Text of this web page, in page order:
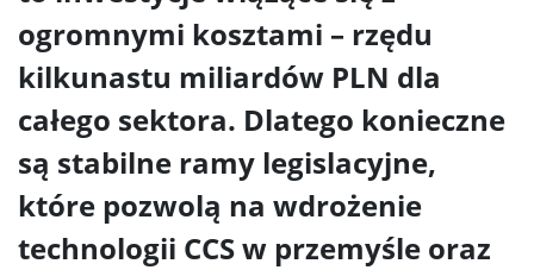
ogromnymi kosztami – rzędu
kilkunastu miliardów PLN dla
całego sektora. Dlatego konieczne
są stabilne ramy legislacyjne,
które pozwolą na wdrożenie
technologii CCS w przemyśle oraz